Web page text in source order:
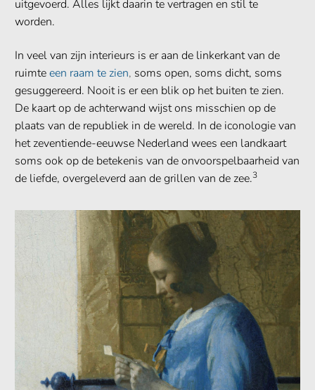
uitgevoerd. Alles lijkt daarin te vertragen en stil te
worden.
In veel van zijn interieurs is er aan de linkerkant van de
ruimteeen raam te zien, soms open, soms dicht, soms
gesuggereerd. Nooit is er een blik op het buiten te zien.
De kaart op de achterwand wijst ons misschien op de
plaats van de republiek in de wereld. In de iconologie van
het zeventiende-eeuwse Nederland wees een landkaart
soms ook op de betekenis van de onvoorspelbaarheid van
de liefde, overgeleverd aan de grillen van de zee.3